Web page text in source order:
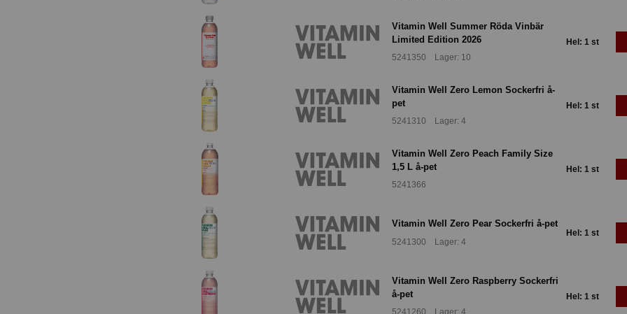
Vitamin Well Summer Röda Vinbär
Limited Edition 2026
5241350 Lager: 10
Hel: 1 st
Vitamin Well Zero Lemon Sockerfri å-
pet
5241310 Lager: 4
Hel: 1 st
Vitamin Well Zero Peach Family Size
1,5 L å-pet
5241366
Hel: 1 st
Vitamin Well Zero Pear Sockerfri å-pet
5241300 Lager: 4
Hel: 1 st
Vitamin Well Zero Raspberry Sockerfri
å-pet
5241260 Lager: 4
Hel: 1 st